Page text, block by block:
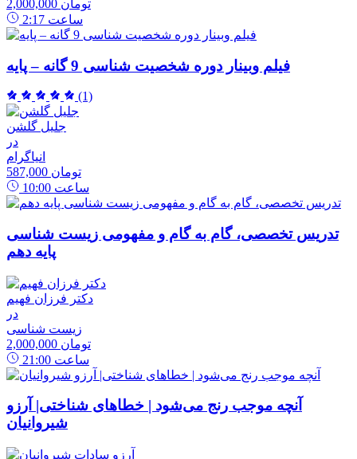
2,000,000 تومان
2:17 ساعت
فیلم وبینار دوره شخصیت شناسی 9 گانه – پایه
(1)
جلیل گلشن
در
انیاگرام
587,000 تومان
10:00 ساعت
تدریس تخصصی، گام به گام و مفهومی زیست شناسی
پایه دهم
دکتر فرزان فهیم
در
زیست شناسی
2,000,000 تومان
21:00 ساعت
آنچه موجب رنج می‌شود | خطاهای شناختی| آرزو
شیروانیان